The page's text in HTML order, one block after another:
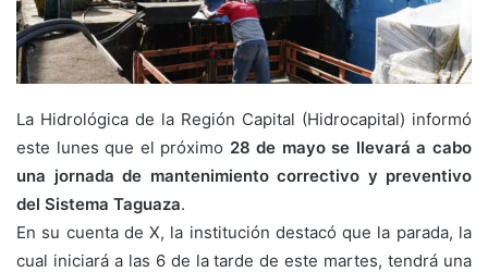
La Hidrológica de la Región Capital (Hidrocapital) informó
este lunes que el próximo 28 de mayo se llevará a cabo
una jornada de mantenimiento correctivo y preventivo
del Sistema Taguaza.
En su cuenta de X, la institución destacó que la parada, la
cual iniciará a las 6 de la tarde de este martes, tendrá una